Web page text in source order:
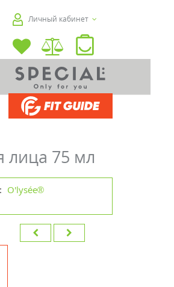
Личный кабинет
лица 75 мл
O'lysée®